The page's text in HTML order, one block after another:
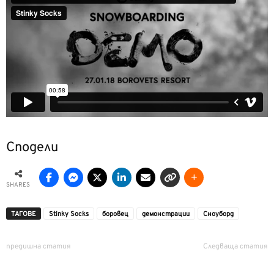
Сподели
SHARES
ТАГОВЕ Stinky Socks боровец демонстрации Сноуборд
предишна статия Следваща статия